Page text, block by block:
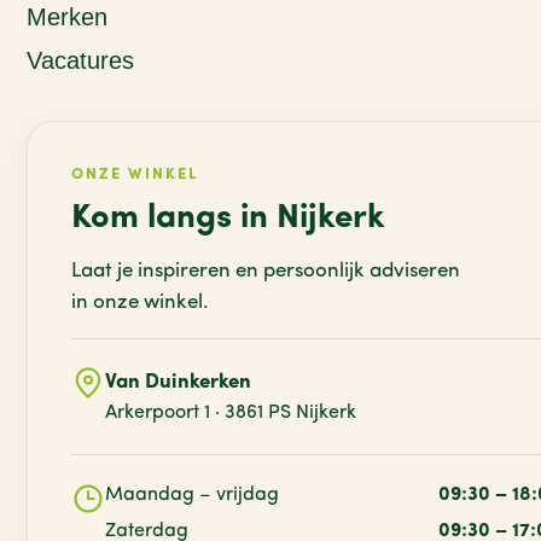
Merken
Vacatures
ONZE WINKEL
Kom langs in Nijkerk
Laat je inspireren en persoonlijk adviseren
in onze winkel.
Van Duinkerken
Arkerpoort 1 · 3861 PS Nijkerk
Maandag – vrijdag
09:30 –
Zaterdag
09:30 –